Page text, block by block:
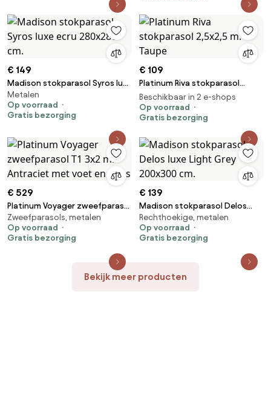
€ 149
Madison stokparasol Syros luxe
ecru 280x280 cm.
Metalen
Op voorraad
Gratis bezorging
€ 109
Platinum Riva stokparasol
2,5x2,5 m. - Taupe
Beschikbaar in 2 e-shops
Op voorraad
Gratis bezorging
€ 529
Platinum Voyager zweefparasol
T1 3x2 m. - Antraciet met voet
en hoes
Zweefparasols, metalen
Op voorraad
Gratis bezorging
€ 139
Madison stokparasol Delos
luxe Light Grey 200x300 cm.
Rechthoekige, metalen
Op voorraad
Gratis bezorging
Bekijk meer producten